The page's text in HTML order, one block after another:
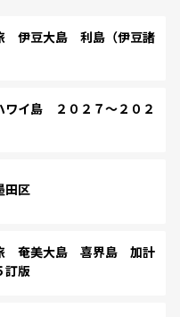
伊豆大島 利島（伊豆諸
イ島 ２０２７～２０２
区
奄美大島 喜界島 加計
訂版